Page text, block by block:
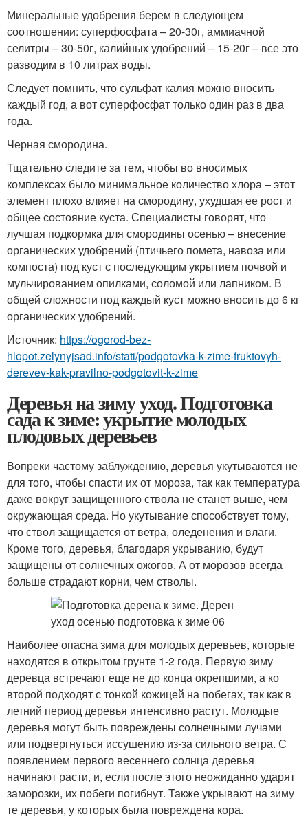
Минеральные удобрения берем в следующем
соотношении: суперфосфата – 20-30г, аммиачной
селитры – 30-50г, калийных удобрений – 15-20г – все это
разводим в 10 литрах воды.
Следует помнить, что сульфат калия можно вносить
каждый год, а вот суперфосфат только один раз в два
года.
Черная смородина.
Тщательно следите за тем, чтобы во вносимых
комплексах было минимальное количество хлора – этот
элемент плохо влияет на смородину, ухудшая ее рост и
общее состояние куста. Специалисты говорят, что
лучшая подкормка для смородины осенью – внесение
органических удобрений (птичьего помета, навоза или
компоста) под куст с последующим укрытием почвой и
мульчированием опилками, соломой или лапником. В
общей сложности под каждый куст можно вносить до 6 кг
органических удобрений.
Источник: https://ogorod-bez-
hlopot.zelynyjsad.info/stati/podgotovka-k-zime-fruktovyh-
derevev-kak-pravilno-podgotovit-k-zime
Деревья на зиму уход. Подготовка
сада к зиме: укрытие молодых
плодовых деревьев
Вопреки частому заблуждению, деревья укутываются не
для того, чтобы спасти их от мороза, так как температура
даже вокруг защищенного ствола не станет выше, чем
окружающая среда. Но укутывание способствует тому,
что ствол защищается от ветра, оледенения и влаги.
Кроме того, деревья, благодаря укрыванию, будут
защищены от солнечных ожогов. А от морозов всегда
больше страдают корни, чем стволы.
Наиболее опасна зима для молодых деревьев, которые
находятся в открытом грунте 1-2 года. Первую зиму
деревца встречают еще не до конца окрепшими, а ко
второй подходят с тонкой кожицей на побегах, так как в
летний период деревья интенсивно растут. Молодые
деревья могут быть повреждены солнечными лучами
или подвергнуться иссушению из-за сильного ветра. С
появлением первого весеннего солнца деревья
начинают расти, и, если после этого неожиданно ударят
заморозки, их побеги погибнут. Также укрывают на зиму
те деревья, у которых была повреждена кора.